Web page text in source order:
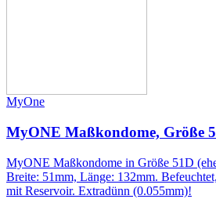
MyOne
MyONE Maßkondome, Größe
MyONE Maßkondome in Größe 51D
Breite: 51mm, Länge: 132mm.
mit Reservoir. Extradünn (0.055mm)!